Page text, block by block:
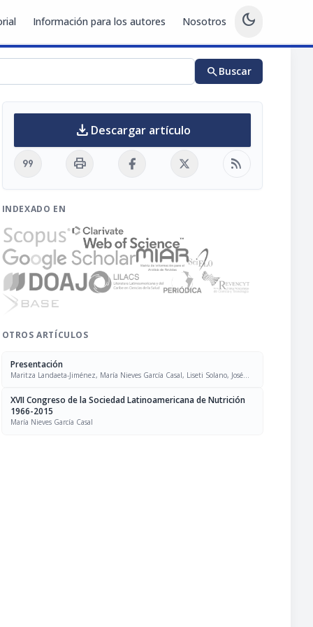
Información para los autores Nosotros dark_mode
searchBuscar
download Descargar artículo
format_quote print rss_feed
INDEXADO EN
OTROS ARTÍCULOS
Presentación
Maritza Landaeta-Jiménez, María Nieves García Casal, Liseti Solano, José
XVII Congreso de la Sociedad Latinoamericana de Nutrición
1966-2015
María Nieves García Casal